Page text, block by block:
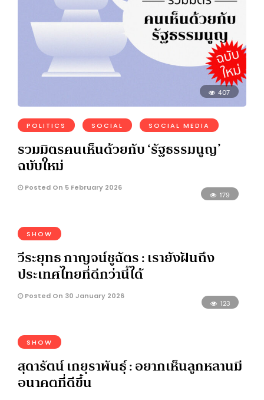
407
POLITICS SOCIAL SOCIAL MEDIA
รวมมิตรคนเห็นด้วยกับ ‘รัฐธรรมนูญ’
ฉบับใหม่
Posted On 5 February 2026
179
SHOW
วีระยุทธ กาญจน์ชูฉัตร : เรายังฝันถึง
ประเทศไทยที่ดีกว่านี้ได้
Posted On 30 January 2026
123
SHOW
สุดารัตน์ เกยุราพันธุ์ : อยากเห็นลูกหลานมี
อนาคตที่ดีขึ้น